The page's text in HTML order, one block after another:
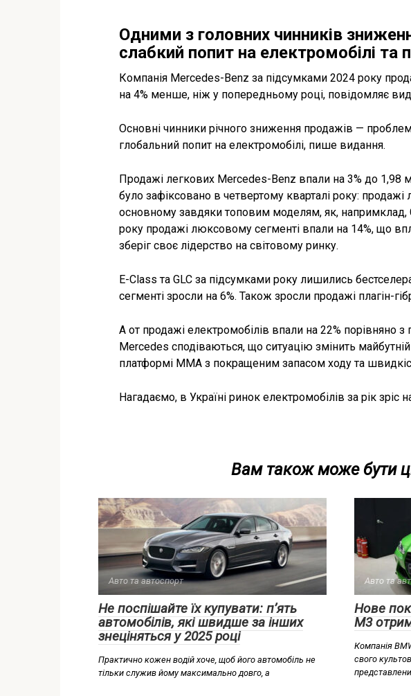
Одними з головних чинників
слабкий попит на електромобілі та
Компанія Mercedes-Benz за підсумками 2024 року
на 4% менше, ніж у попередньому році, повідомляє
Основні чинники річного зниження продажів —
глобальний попит на електромобілі, пише видання.
Продажі легкових Mercedes-Benz впали на 3% до 1,98
було зафіксовано в четвертому кварталі року: продажі
основному завдяки топовим моделям, як, напримклад,
року продажі люксовому сегменті впали на 14%, що
зберіг своє лідерство на світовому ринку.
E-Class та GLC за підсумками року лишились
сегменті зросли на 6%. Також зросли продажі плагін-
А от продажі електромобілів впали на 22% порівняно
Mercedes сподіваються, що ситуацію змінить
платформі MMA з покращеним запасом ходу та
Нагадаємо, в Україні ринок електромобілів за рік зріс
Вам також може бути
Авто та автоспорт
Не поспішайте їх купувати: п’ять
автомобілів, які швидше за інших
знеціняться у 2025 році
Практично кожен водій хоче, щоб його автомобіль не
тільки служив йому максимально довго, а
Авто та
Нове
M3
Компанія
свого